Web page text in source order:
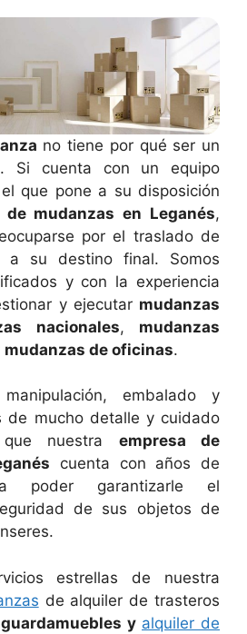
no tiene por qué ser un
Si cuenta con un equipo
que pone a su disposición
de mudanzas en Leganés,
por el traslado de
a su destino final. Somos
y con la experiencia
y ejecutar mudanzas
nacionales, mudanzas
mudanzas de oficinas.
embalado y
de mucho detalle y cuidado
nuestra empresa de
cuenta con años de
poder garantizarle el
de sus objetos de
estrellas de nuestra
de alquiler de trasteros
y alquiler de